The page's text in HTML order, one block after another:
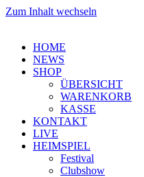
Zum Inhalt wechseln
HOME
NEWS
SHOP
ÜBERSICHT
WARENKORB
KASSE
KONTAKT
LIVE
HEIMSPIEL
Festival
Clubshow